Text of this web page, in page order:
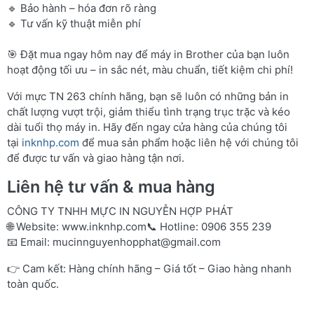
🔹 Bảo hành – hóa đơn rõ ràng
🔹 Tư vấn kỹ thuật miễn phí
🎯 Đặt mua ngay hôm nay để máy in Brother của bạn luôn
hoạt động tối ưu – in sắc nét, màu chuẩn, tiết kiệm chi phí!
Với mực TN 263 chính hãng, bạn sẽ luôn có những bản in
chất lượng vượt trội, giảm thiểu tình trạng trục trặc và kéo
dài tuổi thọ máy in. Hãy đến ngay cửa hàng của chúng tôi
tại inknhp.com để mua sản phẩm hoặc liên hệ với chúng tôi
để được tư vấn và giao hàng tận nơi.
Liên hệ tư vấn & mua hàng
CÔNG TY TNHH MỰC IN NGUYỄN HỢP PHÁT
🌐 Website: www.inknhp.com📞 Hotline: 0906 355 239
📧 Email: mucinnguyenhopphat@gmail.com
👉 Cam kết: Hàng chính hãng – Giá tốt – Giao hàng nhanh
toàn quốc.